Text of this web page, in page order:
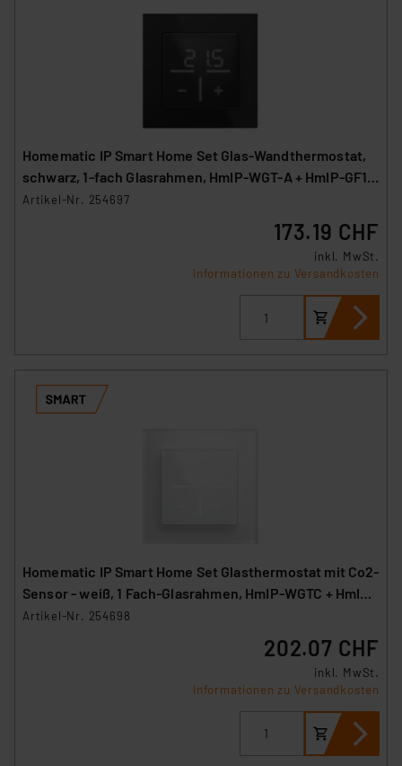
Homematic IP Smart Home Set Glas-Wandthermostat,
schwarz, 1-fach Glasrahmen, HmIP-WGT-A + HmIP-GF1-
A
Artikel-Nr. 254697
173.19 CHF
inkl. MwSt.
Informationen zu Versandkosten
Homematic IP Smart Home Set Glasthermostat mit Co2-
Sensor - weiß, 1 Fach-Glasrahmen, HmIP-WGTC + HmIP-
GF1
Artikel-Nr. 254698
202.07 CHF
inkl. MwSt.
Informationen zu Versandkosten